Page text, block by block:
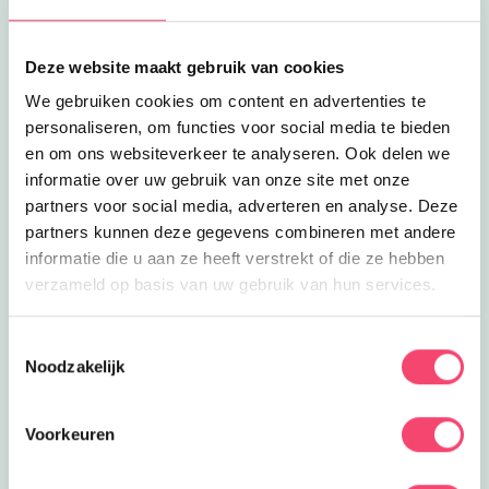
Deze website maakt gebruik van cookies
We gebruiken cookies om content en advertenties te
personaliseren, om functies voor social media te bieden
en om ons websiteverkeer te analyseren. Ook delen we
informatie over uw gebruik van onze site met onze
partners voor social media, adverteren en analyse. Deze
partners kunnen deze gegevens combineren met andere
informatie die u aan ze heeft verstrekt of die ze hebben
verzameld op basis van uw gebruik van hun services.
Noodzakelijk
Voorkeuren
5.8 km
Een avontuurlijke fietstocht voor het
hele gezin, met leuke raadsels
tussendoor!
Eropuit
The Q lounge: privé bioscoop en
karaoke
Een unieke film- en karaoke-ervaring
voor het hele gezin!
Lees meer The Q lounge: privé bioscoop en karaoke
Pannenkoekhuis Berg en Dal
Heerlijke pannenkoeken eten bij
Lees meer Pannenkoekhuis Berg en Dal
Familierestaurant Buds in Nieuw